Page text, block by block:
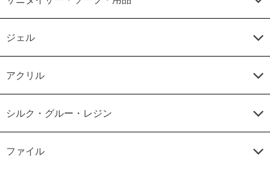
ジェル
アクリル
シルク・グルー・レジン
ファイル